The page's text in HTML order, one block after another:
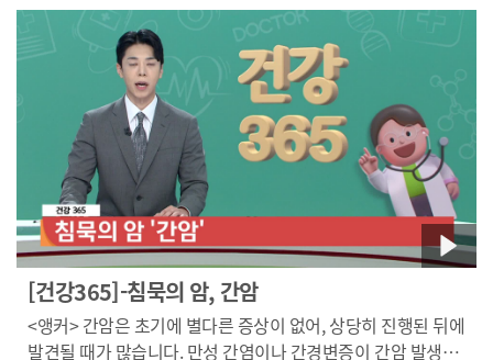
효소 등을 복용해서 장내 생태계를 바로잡아주면 냄새가
없어집니다. 증상만으로 질환을 단정하기는 어려운데요.
평소와 다른 변화가 계속된다면 전문적인 진료를 받아보는
것이 좋습니다. 액상과당이나 설탕이 들어있는 음료수,
인스턴트 음식 등을 피하고 섬유질이 많은 자연식과 특히
발효식품을 많이 먹으면 아주 좋습니다. 그리고 따뜻한 음식을
먹으면 더욱 좋습니다. 한마디로 우리 전통 식생활이 좋다는
것입니다. 그리고 소화기에 불편함을 느끼면, 가까운 한의원에
가서 빨리 치료하는 것이 좋습니다. 방귀는 우리 몸의
소화상태를 보여주는 하나의 신호가 될 수 있습니다. 증상이
반복되거나 불편함이 지속된다면 원인을 확인하고 적절한
관리를 받으시기 바랍니다. 건강365였습니다.
교수의 고양이를 잃어버린 대학원생들의 사회 실험. 이밖에도
학교에서 벌어지는 여러 사건이 하나로 연결되며 색다른
이야기가 전개되는데요. 각 작품은 독립적으로 분리되어
있으면서도, 결국 하나의 세계관 안에서 이어지는 구성을
갖추고 있습니다. 성과와 발전에 치중한 사회가 만들어낸
현실을 돌아보며, 인간의 가능성과 희망을 함께
이야기하는데요. 흥미로운 미스터리와 사회적인 메시지를
함께 담아냈습니다. 오늘의 책이었습니다.
[건강365]-침묵의 암, 간암
<앵커> 간암은 초기에 별다른 증상이 없어, 상당히 진행된 뒤에
발견될 때가 많습니다. 만성 간염이나 간경변증이 간암 발생을